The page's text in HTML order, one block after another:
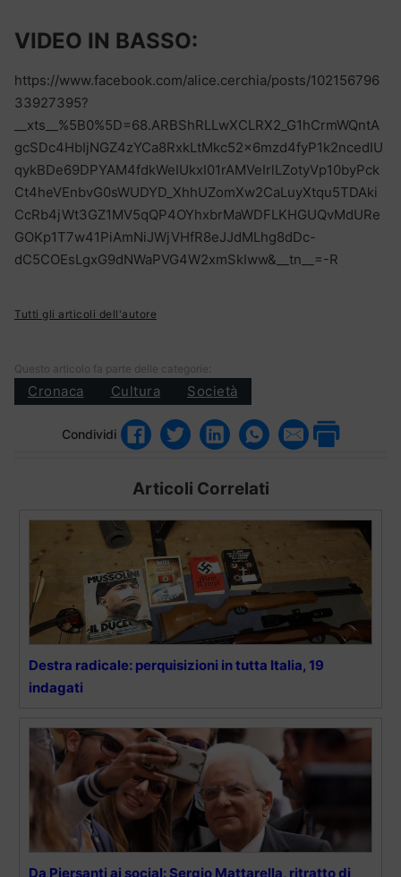
VIDEO IN BASSO:
https://www.facebook.com/alice.cerchia/posts/102156796
33927395?
__xts__%5B0%5D=68.ARBShRLLwXCLRX2_G1hCrmWQntA
gcSDc4HbIjNGZ4zYCa8RxkLtMkc52x6mzd4fyP1k2ncedIU
qykBDe69DPYAM4fdkWeIUkxI01rAMVeIrlLZotyVp10byPck
Ct4heVEnbvG0sWUDYD_XhhUZomXw2CaLuyXtqu5TDAki
CcRb4jWt3GZ1MV5qQP4OYhxbrMaWDFLKHGUQvMdURe
GOKp1T7w41PiAmNiJWjVHfR8eJJdMLhg8dDc-
dC5COEsLgxG9dNWaPVG4W2xmSkIww&__tn__=-R
Tutti gli articoli dell'autore
Questo articolo fa parte delle categorie:
Cronaca Cultura Società
Condividi
Articoli Correlati
Destra radicale: perquisizioni in tutta Italia, 19
indagati
Da Piersanti ai social: Sergio Mattarella, ritratto di